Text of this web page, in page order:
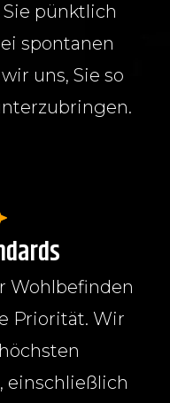
pünktlich
spontanen
uns, Sie so
Wohlbefinden
Priorität. Wir
einschließlich